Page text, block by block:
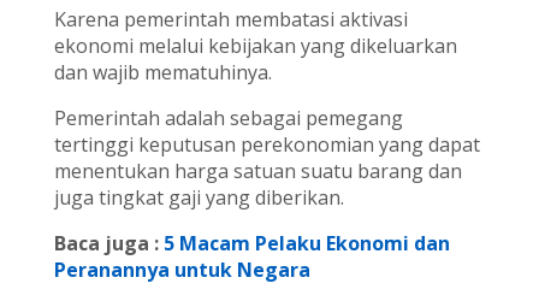
Karena pemerintah membatasi aktivasi
ekonomi melalui kebijakan yang dikeluarkan
dan wajib mematuhinya.
Pemerintah adalah sebagai pemegang
tertinggi keputusan perekonomian yang dapat
menentukan harga satuan suatu barang dan
juga tingkat gaji yang diberikan.
Baca juga : 5 Macam Pelaku Ekonomi dan
Peranannya untuk Negara